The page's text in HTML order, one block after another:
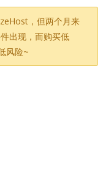
，但两个月来
出现，而购买低
风险~